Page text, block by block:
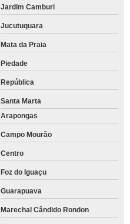
Jardim Camburi
Jucutuquara
Mata da Praia
Piedade
República
Santa Marta
Arapongas
Campo Mourão
Centro
Foz do Iguaçu
Guarapuava
Marechal Cândido Rondon